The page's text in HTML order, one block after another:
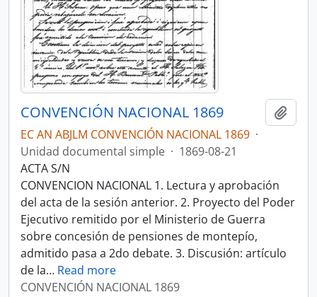
CONVENCIÓN NACIONAL 1869
EC AN ABJLM CONVENCIÓN NACIONAL 1869 ·
Unidad documental simple · 1869-08-21
ACTA S/N
CONVENCION NACIONAL 1. Lectura y aprobación
del acta de la sesión anterior. 2. Proyecto del Poder
Ejecutivo remitido por el Ministerio de Guerra
sobre concesión de pensiones de montepío,
admitido pasa a 2do debate. 3. Discusión: artículo
de la… Read more
CONVENCIÓN NACIONAL 1869